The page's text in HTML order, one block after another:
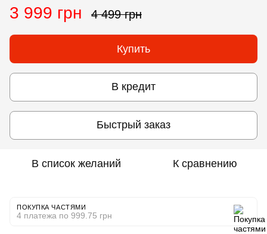
3 999 грн 4 499 грн
Купить
В кредит
Быстрый заказ
В список желаний К сравнению
ПОКУПКА ЧАСТЯМИ
4 платежа по 999.75 грн